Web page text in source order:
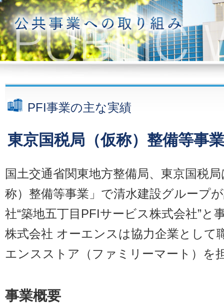
PFI事業の主な実績
東京国税局（仮称）整備等事業
国土交通省関東地方整備局、東京国税
称）整備等事業」で清水建設グループ
社“築地五丁目PFIサービス株式会社”と
株式会社 オーエンスは協力企業として
エンスストア（ファミリーマート）を
事業概要